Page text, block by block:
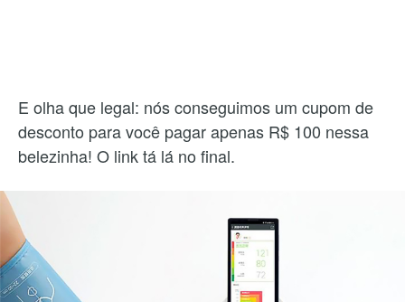
E olha que legal: nós conseguimos um cupom de
desconto para você pagar apenas R$ 100 nessa
belezinha! O link tá lá no final.